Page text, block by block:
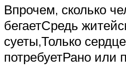
Впрочем, сколько
бегаетСредь
суеты,Только
потребуетРано или